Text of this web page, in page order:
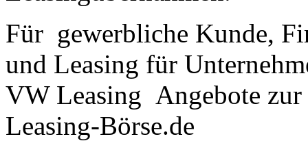
Für gewerbliche Kunde,
und Leasing für
VW Leasing Angebote
Leasing-Börse.de